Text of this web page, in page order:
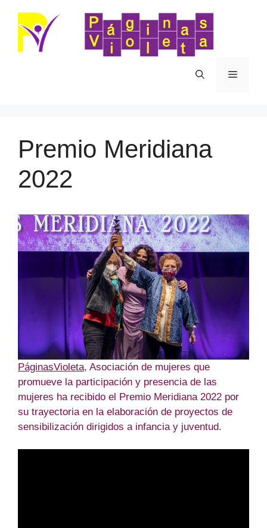
contenido
Menú
Premio Meridiana
2022
PáginasVioleta, Asociación de mujeres que
promueve la participación y presencia de las
mujeres ha recibido el Premio Meridiana 2022 por
su trayectoria en la elaboración de proyectos de
sensibilización dirigidos a infancia y juventud.